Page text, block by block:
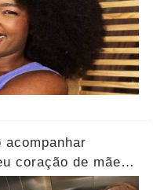
coração de mãe